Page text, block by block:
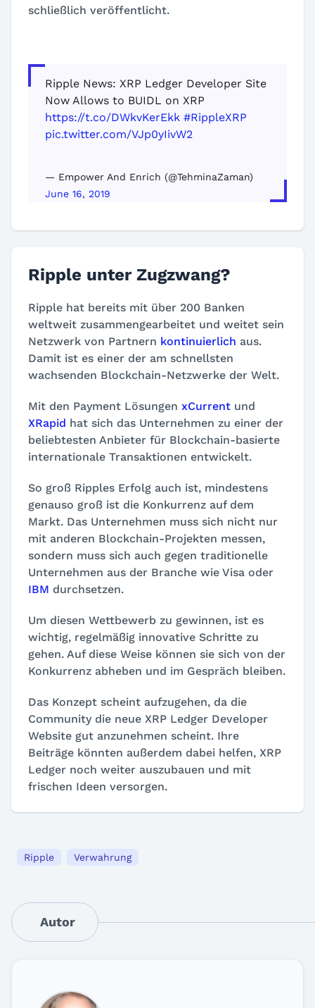
schließlich veröffentlicht.
Ripple News: XRP Ledger Developer Site
Now Allows to BUIDL on XRP
https://t.co/DWkvKerEkk #RippleXRP
pic.twitter.com/VJp0yIivW2
— Empower And Enrich (@TehminaZaman)
June 16, 2019
Ripple unter Zugzwang?
Ripple hat bereits mit über 200 Banken
weltweit zusammengearbeitet und weitet sein
Netzwerk von Partnern kontinuierlich aus.
Damit ist es einer der am schnellsten
wachsenden Blockchain-Netzwerke der Welt.
Mit den Payment Lösungen xCurrent und
XRapid hat sich das Unternehmen zu einer der
beliebtesten Anbieter für Blockchain-basierte
internationale Transaktionen entwickelt.
So groß Ripples Erfolg auch ist, mindestens
genauso groß ist die Konkurrenz auf dem
Markt. Das Unternehmen muss sich nicht nur
mit anderen Blockchain-Projekten messen,
sondern muss sich auch gegen traditionelle
Unternehmen aus der Branche wie Visa oder
IBM durchsetzen.
Um diesen Wettbewerb zu gewinnen, ist es
wichtig, regelmäßig innovative Schritte zu
gehen. Auf diese Weise können sie sich von der
Konkurrenz abheben und im Gespräch bleiben.
Das Konzept scheint aufzugehen, da die
Community die neue XRP Ledger Developer
Website gut anzunehmen scheint. Ihre
Beiträge könnten außerdem dabei helfen, XRP
Ledger noch weiter auszubauen und mit
frischen Ideen versorgen.
Ripple Verwahrung
Autor